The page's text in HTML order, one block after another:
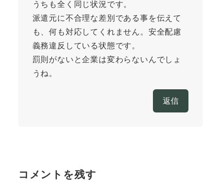
うちも全く同じ状況です。
派遣元に不合理な差別である事を伝えて
も、何も対応してくれません。安全配慮
義務違反している状態です。
罰則がないと企業は変わらないんでしょ
うね。
返信
コメントを残す